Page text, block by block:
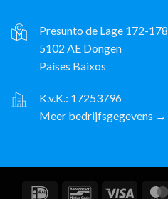
Presunto de Lage 172-178
5102 AE Dongen
Países Baixos
K.v.K.: 17253796
Meer bedrijfsgegevens →
IDeal Contacto Visto